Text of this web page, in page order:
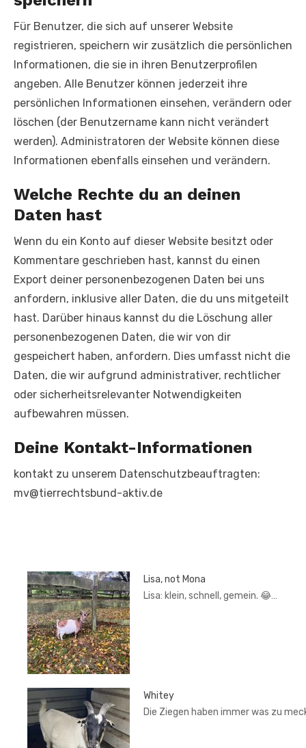
Für Benutzer, die sich auf unserer Website
registrieren, speichern wir zusätzlich die persönlichen
Informationen, die sie in ihren Benutzerprofilen
angeben. Alle Benutzer können jederzeit ihre
persönlichen Informationen einsehen, verändern oder
löschen (der Benutzername kann nicht verändert
werden). Administratoren der Website können diese
Informationen ebenfalls einsehen und verändern.
Welche Rechte du an deinen
Daten hast
Wenn du ein Konto auf dieser Website besitzt oder
Kommentare geschrieben hast, kannst du einen
Export deiner personenbezogenen Daten bei uns
anfordern, inklusive aller Daten, die du uns mitgeteilt
hast. Darüber hinaus kannst du die Löschung aller
personenbezogenen Daten, die wir von dir
gespeichert haben, anfordern. Dies umfasst nicht die
Daten, die wir aufgrund administrativer, rechtlicher
oder sicherheitsrelevanter Notwendigkeiten
aufbewahren müssen.
Deine Kontakt-Informationen
kontakt zu unserem Datenschutzbeauftragten:
mv@tierrechtsbund-aktiv.de
Lisa, not Mona
Lisa: klein, schnell, gemein. 😂…
Whitey
Die Ziegen haben immer was zu